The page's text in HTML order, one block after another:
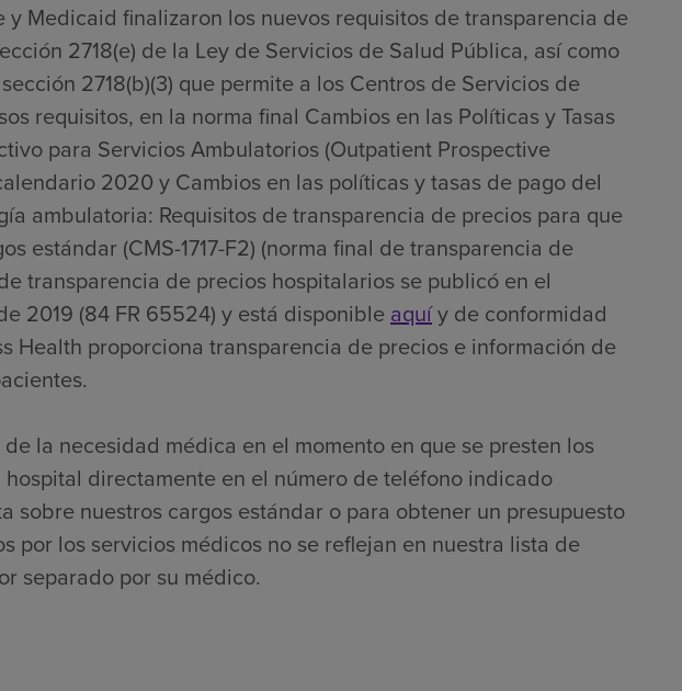
Medicaid finalizaron los nuevos requisitos de transparencia de
2718(e) de la Ley de Servicios de Salud Pública, así como
2718(b)(3) que permite a los Centros de Servicios de
requisitos, en la norma final Cambios en las Políticas y Tasas
para Servicios Ambulatorios (Outpatient Prospective
2020 y Cambios en las políticas y tasas de pago del
ambulatoria: Requisitos de transparencia de precios para que
estándar (CMS-1717-F2) (norma final de transparencia de
transparencia de precios hospitalarios se publicó en el
2019 (84 FR 65524) y está disponibleaquíy de conformidad
Health proporciona transparencia de precios e información de
la necesidad médica en el momento en que se presten los
directamente en el número de teléfono indicado
sobre nuestros cargos estándar o para obtener un presupuesto
por los servicios médicos no se reflejan en nuestra lista de
separado por su médico.